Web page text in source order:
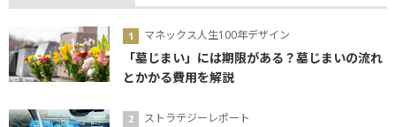
マネックス人生100年デザイン
「墓じまい」には期限がある？墓じまいの流れ
とかかる費用を解説
ストラテジーレポート